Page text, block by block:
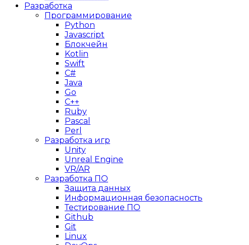
Разработка
Программирование
Python
Javascript
Блокчейн
Kotlin
Swift
C#
Java
Go
C++
Ruby
Pascal
Perl
Разработка игр
Unity
Unreal Engine
VR/AR
Разработка ПО
Защита данных
Информационная безопасность
Тестирование ПО
Github
Git
Linux